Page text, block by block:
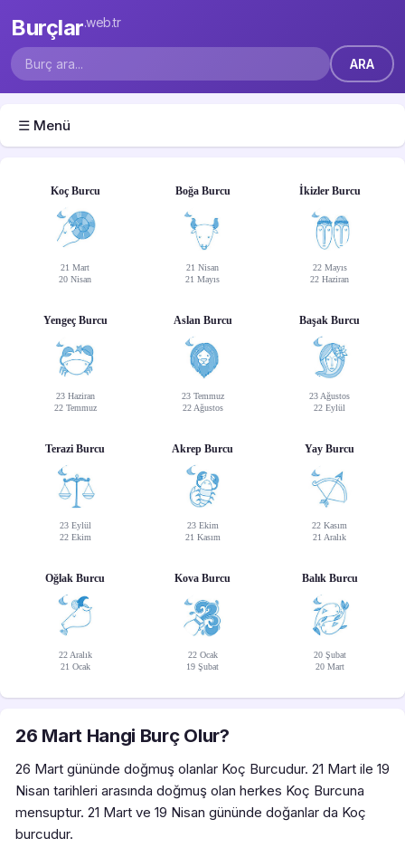
Burçlar.web.tr
☰ Menü
Koç Burcu
21 Mart
20 Nisan
Boğa Burcu
21 Nisan
21 Mayıs
İkizler Burcu
22 Mayıs
22 Haziran
Yengeç Burcu
23 Haziran
22 Temmuz
Aslan Burcu
23 Temmuz
22 Ağustos
Başak Burcu
23 Ağustos
22 Eylül
Terazi Burcu
23 Eylül
22 Ekim
Akrep Burcu
23 Ekim
21 Kasım
Yay Burcu
22 Kasım
21 Aralık
Oğlak Burcu
22 Aralık
21 Ocak
Kova Burcu
22 Ocak
19 Şubat
Balık Burcu
20 Şubat
20 Mart
26 Mart Hangi Burç Olur?
26 Mart gününde doğmuş olanlar Koç Burcudur. 21 Mart ile 19
Nisan tarihleri arasında doğmuş olan herkes Koç Burcuna
mensuptur. 21 Mart ve 19 Nisan gününde doğanlar da Koç
burcudur.